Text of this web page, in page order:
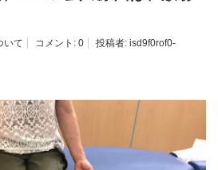
いて コメント: 0 投稿者: isd9f0rof0-